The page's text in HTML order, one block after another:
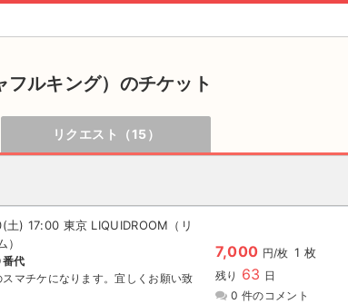
ルキング）のチケット
リクエスト（15）
) 17:00 東京 LIQUIDROOM（リ
）
番代
スマチケになります。宜しくお願い致
7,000 円/枚 1 枚
残り 63 日
0 件のコメント